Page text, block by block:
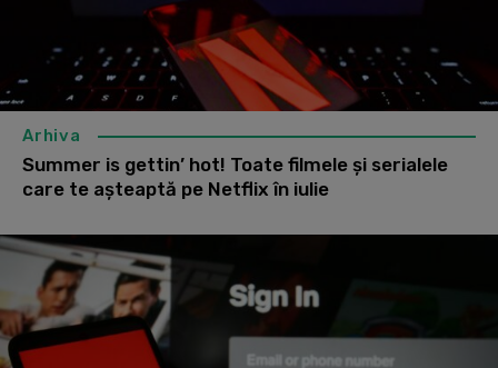
Arhiva
Summer is gettin’ hot! Toate filmele și serialele
care te așteaptă pe Netflix în iulie